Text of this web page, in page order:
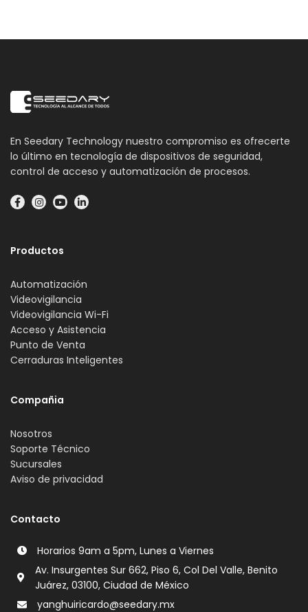
En Seedary Technology nuestro compromiso es ofrecerte
lo último en tecnología de dispositivos de seguridad,
control de acceso y automatización de procesos.
Productos
Automatización
Videovigilancia
Videovigilancia Wi-Fi
Acceso y Asistencia
Punto de Venta
Cerraduras Inteligentes
Compañia
Nosotros
Soporte Técnico
Sucursales
Aviso de privacidad
Contacto
Horarios 9am a 5pm, Lunes a Viernes
Av. Insurgentes Sur 662, Piso 6, Col Del Valle, Benito
Juárez, 03100, Ciudad de México
yanghuiricardo@seedary.mx